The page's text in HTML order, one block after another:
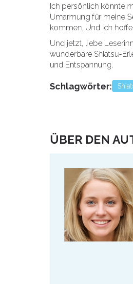
Ich persönlich könnte
Umarmung für meine
kommen. Und ich
Und jetzt, liebe
wunderbare Shiatsu-
und Entspannung.
Schlagwörter:
ÜBER DEN